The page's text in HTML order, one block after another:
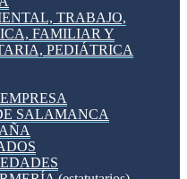
TRABAJO,
FAMILIAR Y
PEDIÁTRICA
SALAMANCA